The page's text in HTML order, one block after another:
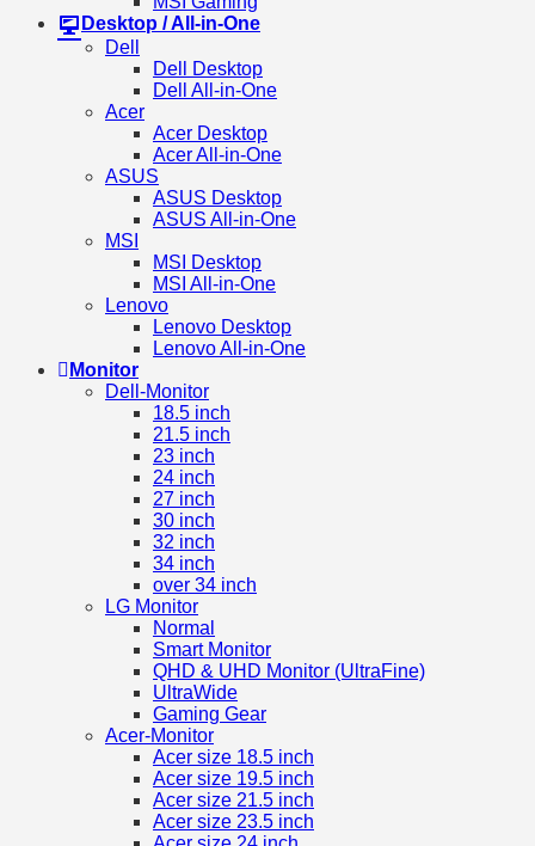
Desktop / All-in-One
Dell
Dell Desktop
Dell All-in-One
Acer
Acer Desktop
Acer All-in-One
ASUS
ASUS Desktop
ASUS All-in-One
MSI
MSI Desktop
MSI All-in-One
Lenovo
Lenovo Desktop
Lenovo All-in-One
Monitor
Dell-Monitor
18.5 inch
21.5 inch
23 inch
24 inch
27 inch
30 inch
32 inch
34 inch
over 34 inch
LG Monitor
Normal
Smart Monitor
QHD & UHD Monitor (UltraFine)
UltraWide
Gaming Gear
Acer-Monitor
Acer size 18.5 inch
Acer size 19.5 inch
Acer size 21.5 inch
Acer size 23.5 inch